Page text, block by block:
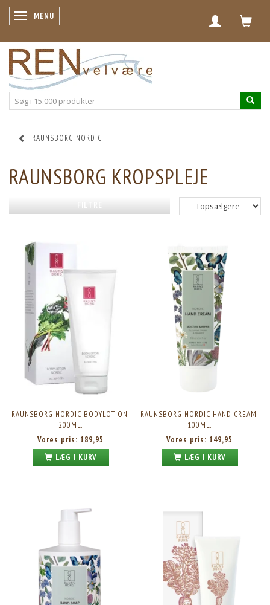
SKIFTE NAVIGATION
MENU
RAUNSBORG NORDIC
RAUNSBORG KROPSPLEJE
FILTRE
RAUNSBORG NORDIC BODYLOTION,
200ML.
Vores pris: 189,95
LÆG I KURV
RAUNSBORG NORDIC HAND CREAM,
100ML.
Vores pris: 149,95
LÆG I KURV